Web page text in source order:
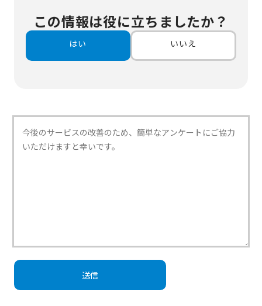
この情報は役に立ちましたか？
はい いいえ